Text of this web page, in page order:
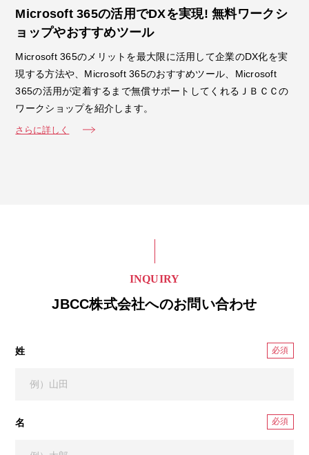
Microsoft 365の活用でDXを実現! 無料ワークシ
ョップやおすすめツール
Microsoft 365のメリットを最大限に活用して企業のDX化を実
現する方法や、Microsoft 365のおすすめツール、Microsoft
365の活用が定着するまで無償サポートしてくれるＪＢＣＣの
ワークショップを紹介します。
さらに詳しく
INQUIRY
JBCC株式会社へのお問い合わせ
姓
名